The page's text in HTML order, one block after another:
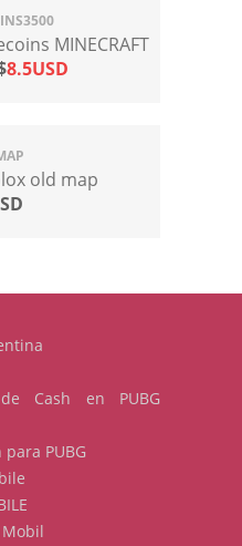
MINECRAFT
8.5USD
old map
Cash en PUBG
PUBG
Mobil